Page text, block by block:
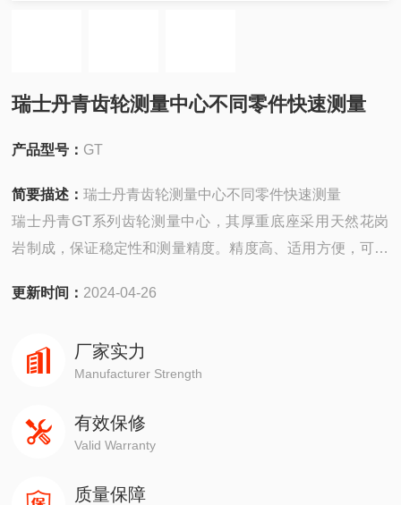
瑞士丹青齿轮测量中心不同零件快速测量
产品型号： GT
简要描述：瑞士丹青齿轮测量中心不同零件快速测量
瑞士丹青GT系列齿轮测量中心，其厚重底座采用天然花岗
岩制成，保证稳定性和测量精度。精度高、适用方便，可对
术搭配南非花岗岩，防磨损，确保较长使用寿命。测量范围
理念可满足不断变化的要求，有圆柱直齿轮测量模块、螺旋
伞齿轮测量模块、齿轮加工刀具测量模块
更新时间： 2024-04-26
厂家实力
Manufacturer Strength
有效保修
Valid Warranty
质量保障